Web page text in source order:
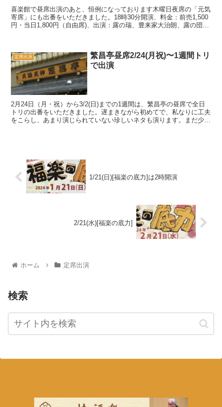
喜楽館で昼席出演のあと、恒例になっております木曜日夜席の「元気
寄席」にも出番をいただきました。18時30分開演、料金：前売1,500
円・当日1,800円（自由席)、出演：露の瑞、豊来家大治朗、露の団
定席出演
繁昌亭昼席2/24(月祝)〜1週間トリ
で出演
2月24日（月・祝）から3/2(日)までの1週間は、繁昌亭の昼席で全日
トリの出番をいただきました。遅まきながら初めてで、私なりに工夫
をこらし、あまり演じられていない珍しいネタも演ります。まだ少し
1/21(日)[福楽の底力]は2時開演
2/21(水)[福楽の底力]
ホーム 定席出演
検索